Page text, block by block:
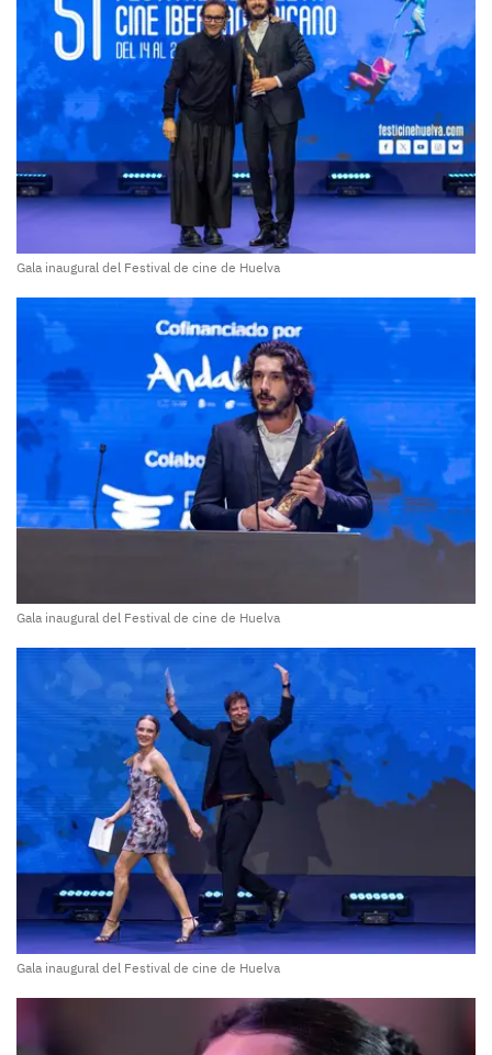
Gala inaugural del Festival de cine de Huelva
Gala inaugural del Festival de cine de Huelva
Gala inaugural del Festival de cine de Huelva